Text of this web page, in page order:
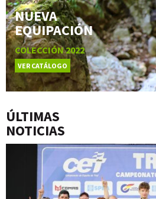
NUEVA
EQUIPACIÓN
COLECCIÓN 2022
VER CATÁLOGO
ÚLTIMAS
NOTICIAS